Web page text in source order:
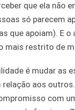
que ela não
só parecem
que apoiam). E
mais restrito de
é mudar
aos
com